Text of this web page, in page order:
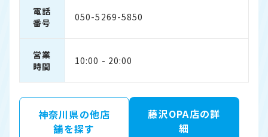
電話
番号
050-5269-5850
営業
時間
10:00 - 20:00
神奈川県の他店
舗を探す
藤沢OPA店の詳
細